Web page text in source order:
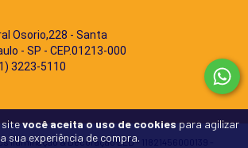
sitevocê aceita o uso de cookies para agilizar
a sua experiência de compra.
Osorio,228 - Santa
- SP - CEP.01213-000
3223-5110
Iluminação & Decoração LED - 11821456000139 -